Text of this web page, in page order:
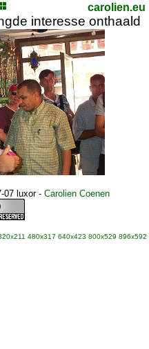
carolien.eu
interesse onthaald
07 luxor- Carolien Coenen
480x317 640x423 800x529 896x592